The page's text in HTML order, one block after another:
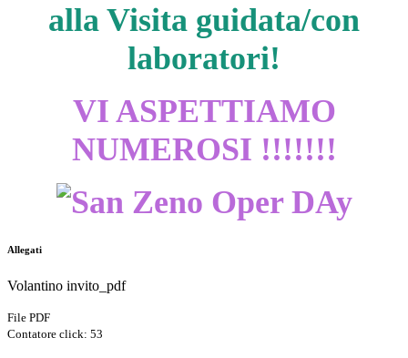
alla Visita guidata/con
laboratori!
VI ASPETTIAMO
NUMEROSI !!!!!!!
Allegati
Volantino invito_pdf
File PDF
Contatore click: 53